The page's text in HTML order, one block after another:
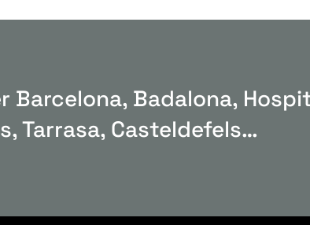
Badalona,
Tarrasa, Casteldefels…